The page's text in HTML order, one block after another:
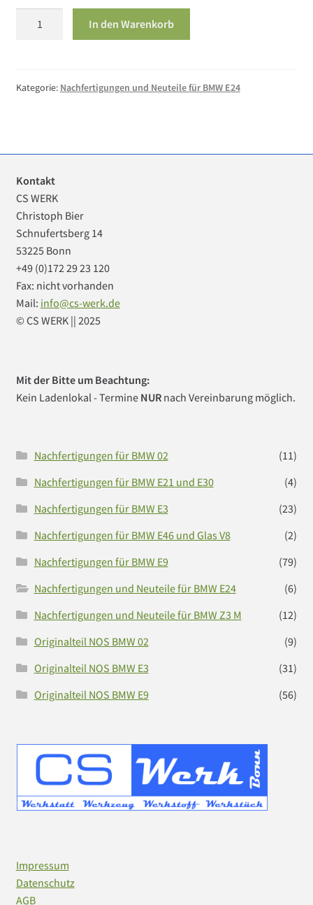
Stirn
In den Warenkorb
Kategorie: Nachfertigungen und Neuteile für BMW E24
Kontakt
CS WERK
Christoph Bier
Schnufertsberg 14
53225 Bonn
+49 (0)172 29 23 120
Fax: nicht vorhanden
Mail: info@cs-werk.de
© CS WERK || 2025
Mit der Bitte um Beachtung:
Kein Ladenlokal - Termine NURnach Vereinbarung möglich.
Nachfertigungen für BMW 02
(11)
Nachfertigungen für BMW E21 und E30
(4)
Nachfertigungen für BMW E3
(23)
Nachfertigungen für BMW E46 und Glas V8
(2)
Nachfertigungen für BMW E9
(79)
Nachfertigungen und Neuteile für BMW E24
(6)
Nachfertigungen und Neuteile für BMW Z3 M
(12)
Originalteil NOS BMW 02
(9)
Originalteil NOS BMW E3
(31)
Originalteil NOS BMW E9
(56)
Impressum
Datenschutz
AGB